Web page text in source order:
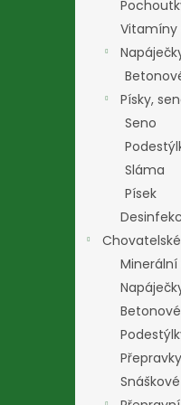
Vitamíny
Písky,
Seno
Sláma
Písek